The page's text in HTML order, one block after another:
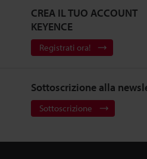
CREA IL TUO ACCOUNT
KEYENCE
Registrati ora!
Sottoscrizione alla
Sottoscrizione